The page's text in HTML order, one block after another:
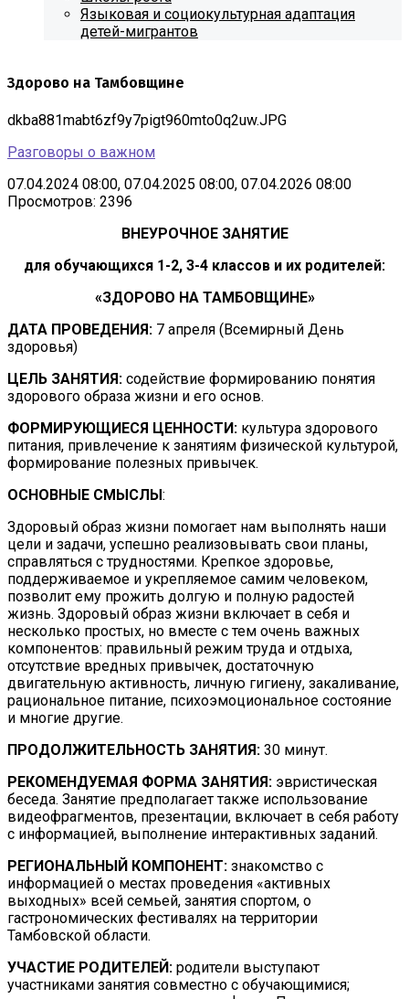
Языковая и социокультурная адаптация
детей-мигрантов
Здорово на Тамбовщине
dkba881mabt6zf9y7pigt960mto0q2uw.JPG
Разговоры о важном
07.04.2024 08:00, 07.04.2025 08:00, 07.04.2026 08:00
Просмотров: 2396
ВНЕУРОЧНОЕ ЗАНЯТИЕ
для обучающихся 1-2, 3-4 классов и их родителей:
«ЗДОРОВО НА ТАМБОВЩИНЕ»
ДАТА ПРОВЕДЕНИЯ: 7 апреля (Всемирный День
здоровья)
ЦЕЛЬ ЗАНЯТИЯ: содействие формированию понятия
здорового образа жизни и его основ.
ФОРМИРУЮЩИЕСЯ ЦЕННОСТИ: культура здорового
питания, привлечение к занятиям физической культурой,
формирование полезных привычек.
ОСНОВНЫЕ СМЫСЛЫ:
Здоровый образ жизни помогает нам выполнять наши
цели и задачи, успешно реализовывать свои планы,
справляться с трудностями. Крепкое здоровье,
поддерживаемое и укрепляемое самим человеком,
позволит ему прожить долгую и полную радостей
жизнь. Здоровый образ жизни включает в себя и
несколько простых, но вместе с тем очень важных
компонентов: правильный режим труда и отдыха,
отсутствие вредных привычек, достаточную
двигательную активность, личную гигиену, закаливание,
рациональное питание, психоэмоциональное состояние
и многие другие.
ПРОДОЛЖИТЕЛЬНОСТЬ ЗАНЯТИЯ: 30 минут.
РЕКОМЕНДУЕМАЯ ФОРМА ЗАНЯТИЯ: эвристическая
беседа. Занятие предполагает также использование
видеофрагментов, презентации, включает в себя работу
с информацией, выполнение интерактивных заданий.
РЕГИОНАЛЬНЫЙ КОМПОНЕНТ: знакомство с
информацией о местах проведения «активных
выходных» всей семьей, занятия спортом, о
гастрономических фестивалях на территории
Тамбовской области.
УЧАСТИЕ РОДИТЕЛЕЙ: родители выступают
участниками занятия совместно с обучающимися;